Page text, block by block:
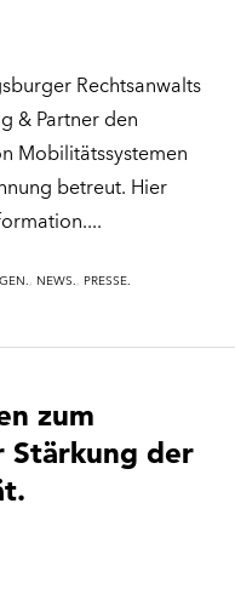
Rechtsanwalts
& Partner den
Mobilitätssystemen
betreut. Hier
, NEWS. , PRESSE.
zum
Stärkung der